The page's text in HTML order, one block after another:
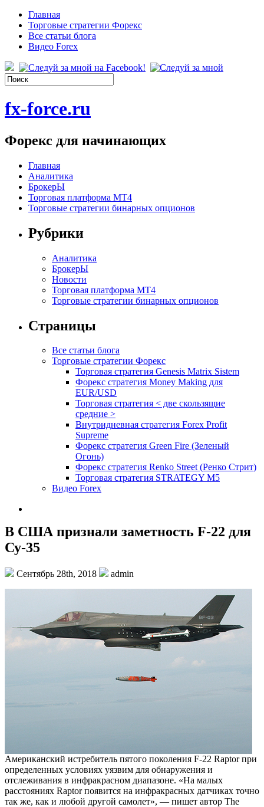
Главная
Торговые стратегии Форекс
Все статьи блога
Видео Forex
fx-force.ru
Форекс для начинающих
Главная
Аналитика
БрокерЫ
Торговая платформа МТ4
Торговые стратегии бинарных опционов
Рубрики
Аналитика
БрокерЫ
Новости
Торговая платформа МТ4
Торговые стратегии бинарных опционов
Страницы
Все статьи блога
Торговые стратегии Форекс
Торговая стратегия Genesis Matrix Sistem
Форекс стратегия Money Making для
EUR/USD
Торговая стратегия < две скользящие
средние >
Внутридневная стратегия Forex Profit
Supreme
Форекс стратегия Green Fire (Зеленый
Огонь)
Форекс стратегия Renko Street (Ренко Стрит)
Торговая стратегия STRATEGY M5
Видео Forex
В США признали заметность F-22 для
Су-35
Сентябрь 28th, 2018 admin
Американский истребитель пятого поколения F-22 Raptor при
определенных условиях уязвим для обнаружения и
отслеживания в инфракрасном диапазоне. «На малых
расстояниях Raptor появится на инфракрасных датчиках точно
так же, как и любой другой самолет», — пишет автор The